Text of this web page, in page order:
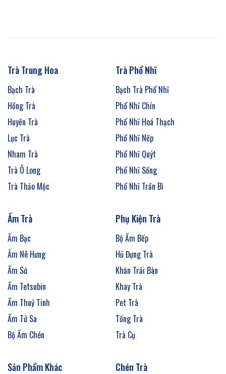
Trà Trung Hoa
Bạch Trà
Hồng Trà
Huyền Trà
Lục Trà
Nham Trà
Trà Ô Long
Trà Thảo Mộc
Trà Phổ Nhĩ
Bạch Trà Phổ Nhĩ
Phổ Nhĩ Chín
Phổ Nhĩ Hoá Thạch
Phổ Nhĩ Nếp
Phổ Nhĩ Quýt
Phổ Nhĩ Sống
Phổ Nhĩ Trần Bì
Ấm Trà
Ấm Bạc
Ấm Nê Hưng
Ấm Sứ
Ấm Tetsubin
Ấm Thuỷ Tinh
Ấm Tử Sa
Bộ Ấm Chén
Phụ Kiện Trà
Bộ Ấm Bếp
Hũ Đựng Trà
Khăn Trải Bàn
Khay Trà
Pet Trà
Tống Trà
Trà Cụ
Sản Phẩm Khác Chén Trà